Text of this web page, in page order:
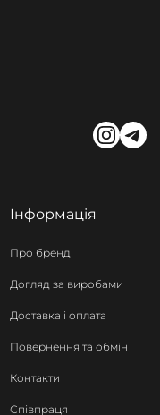
Інформація
Про бренд
Догляд за виробами
Доставка і оплата
Повернення та обмін
Контакти
Співпраця